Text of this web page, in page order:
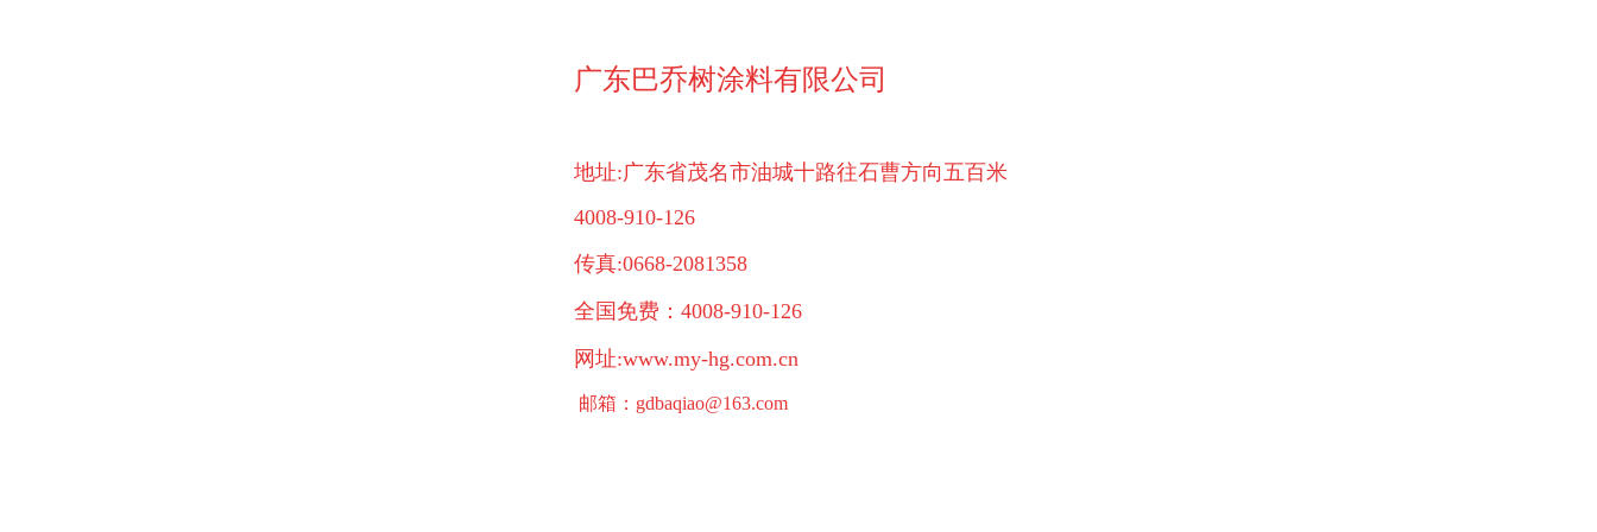
广东巴乔树涂料有限公司
地址:广东省茂名市油城十路往石曹方向五百米
4008-910-126
传真:0668-2081358
全国免费：4008-910-126
网址:www.my-hg.com.cn
邮箱：gdbaqiao@163.com